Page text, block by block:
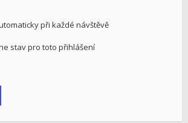
při každé návštěvě
stav pro toto přihlášení